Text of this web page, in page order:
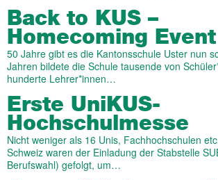
Back to KUS –
Homecoming Event
50 Jahre gibt es die Kantonsschule Uster nun
Jahren bildete die Schule tausende von
hunderte Lehrer*innen…
Erste UniKUS-
Hochschulmesse
Nicht weniger als 16 Unis, Fachhochschulen
Schweiz waren der Einladung der Stabstelle
Berufswahl) gefolgt, um…